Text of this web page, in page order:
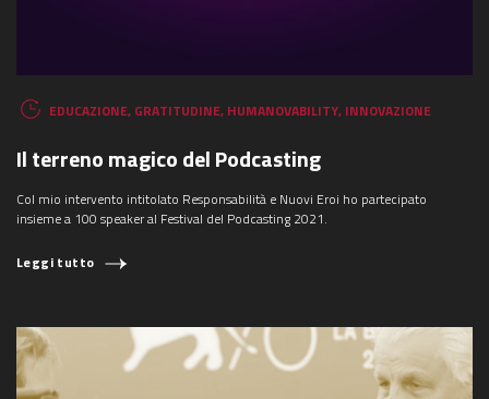
EDUCAZIONE, GRATITUDINE, HUMANOVABILITY, INNOVAZIONE
Il terreno magico del Podcasting
Col mio intervento intitolato Responsabilità e Nuovi Eroi ho partecipato
insieme a 100 speaker al Festival del Podcasting 2021.
Leggi tutto